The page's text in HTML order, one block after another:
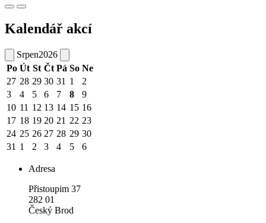
Kalendář akcí
Srpen2026
Po Út St Čt Pá So Ne
27 28 29 30 31 1
2
3
4 5 6 7 8
9
10 11 12 13 14 15 16
17 18 19 20 21 22 23
24 25 26 27 28 29 30
31 1 2 3 4 5 6
Adresa
Přistoupim 37
282 01
Český Brod